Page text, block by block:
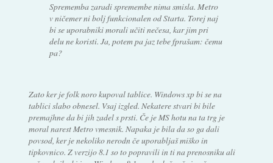
Sprememba zaradi spremembe nima smisla. Metro
v ničemer ni bolj funkcionalen od Starta. Torej naj
bi se uporabniki morali učiti nečesa, kar jim pri
delu ne koristi. Ja, potem pa jaz tebe fprašam: čemu
pa?
Zato ker je folk noro kupoval tablice. Windows xp bi se na
tablici slabo obnesel. Vsaj izgled. Nekatere stvari bi bile
premajhne da bi jih zadel s prsti. Če je MS hotu na ta trg je
moral narest Metro vmesnik. Napaka je bila da so ga dali
povsod, ker je nekoliko nerodn če uporabljaš miško in
tipkovnico. Z verzijo 8.1 so to popravili in ti na prenosniku ali